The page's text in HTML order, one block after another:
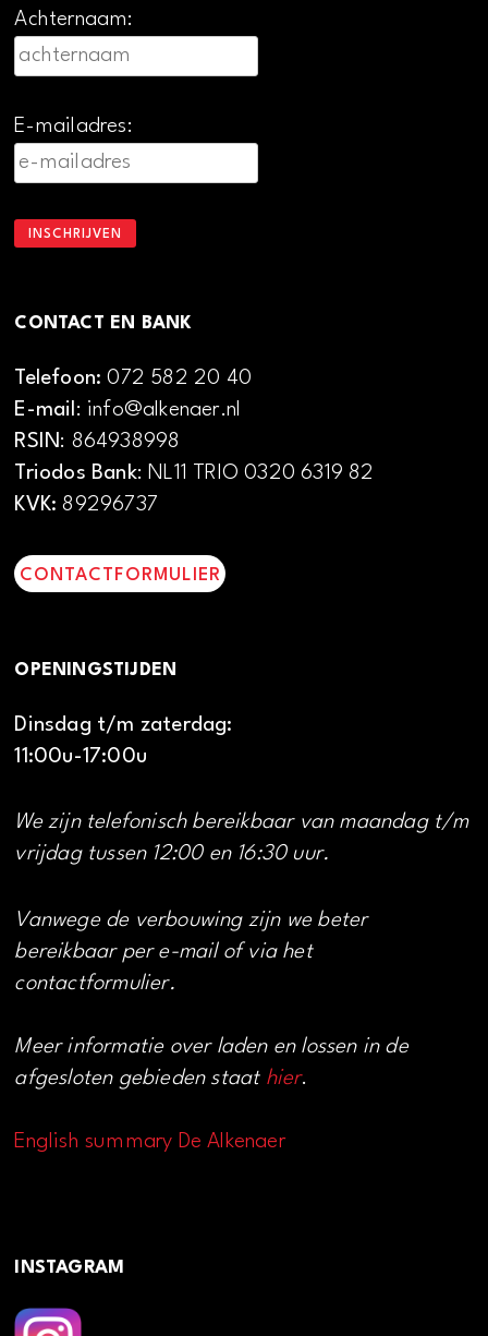
Achternaam:
E-mailadres:
CONTACT EN BANK
Telefoon:072 582 20 40
E-mail : info@alkenaer.nl
RSIN : 864938998
Triodos Bank: NL11 TRIO 0320 6319 82
KVK: 89296737
CONTACTFORMULIER
OPENINGSTIJDEN
Dinsdag t/m zaterdag:
11:00u-17:00u
We zijn telefonisch bereikbaar van maandag t/m
vrijdag tussen 12:00 en 16:30 uur.
Vanwege de verbouwing zijn we beter
bereikbaar per e-mail of via het
contactformulier.
Meer informatie over laden en lossen in de
afgesloten gebieden staat hier.
English summary De Alkenaer
INSTAGRAM